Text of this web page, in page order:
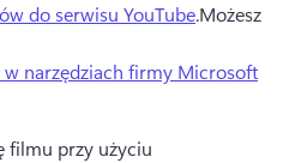
do serwisu YouTube.Możesz
narzędziach firmy Microsoft
filmu przy użyciu